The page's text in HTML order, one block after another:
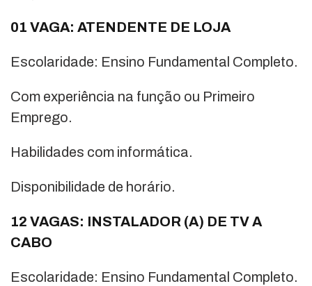
01 VAGA: ATENDENTE DE LOJA
Escolaridade: Ensino Fundamental Completo.
Com experiência na função ou Primeiro
Emprego.
Habilidades com informática.
Disponibilidade de horário.
12 VAGAS: INSTALADOR (A) DE TV A
CABO
Escolaridade: Ensino Fundamental Completo.